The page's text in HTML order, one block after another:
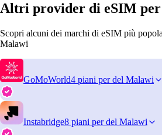
Altri provider di eSIM
Scopri alcuni dei marchi di eSIM più
Malawi
GoMoWorld4 piani per del Malawi
Instabridge8 piani per del Malawi